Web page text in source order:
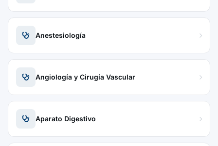
Anestesiología
Angiología y Cirugía Vascular
Aparato Digestivo